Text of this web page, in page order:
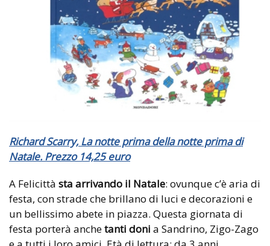
Richard Scarry, La notte prima della notte prima di
Natale. Prezzo 14,25 euro
A Felicittà sta arrivando il Natale: ovunque c’è aria di
festa, con strade che brillano di luci e decorazioni e
un bellissimo abete in piazza. Questa giornata di
festa porterà anchetanti doni a Sandrino, Zigo-Zago